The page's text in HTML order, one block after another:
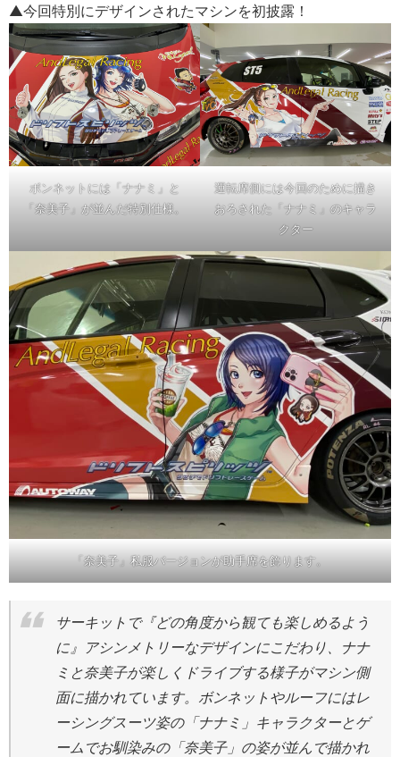
▲今回特別にデザインされたマシンを初披露！
ボンネットには「ナナミ」と
「奈美子」が並んだ特別仕様。
運転席側には今回のために描き
おろされた「ナナミ」のキャラ
クター
「奈美子」私服バージョンが助手席を飾ります。
サーキットで『どの角度から観ても楽しめるよう
に』アシンメトリーなデザインにこだわり、ナナ
ミと奈美子が楽しくドライブする様子がマシン側
面に描かれています。ボンネットやルーフにはレ
ーシングスーツ姿の「ナナミ」キャラクターとゲ
ームでお馴染みの「奈美子」の姿が並んで描かれ